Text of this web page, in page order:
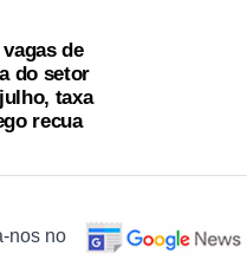
de
do setor
taxa
recua
nos no